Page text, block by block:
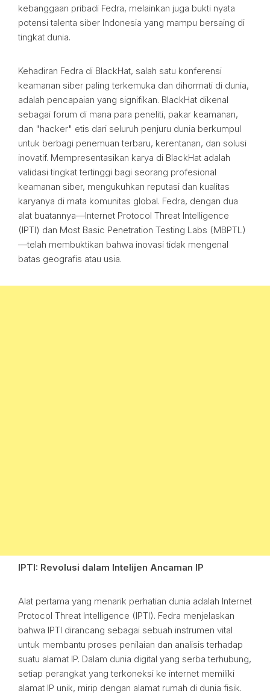
kebanggaan pribadi Fedra, melainkan juga bukti nyata
potensi talenta siber Indonesia yang mampu bersaing di
tingkat dunia.
Kehadiran Fedra di BlackHat, salah satu konferensi
keamanan siber paling terkemuka dan dihormati di dunia,
adalah pencapaian yang signifikan. BlackHat dikenal
sebagai forum di mana para peneliti, pakar keamanan,
dan "hacker" etis dari seluruh penjuru dunia berkumpul
untuk berbagi penemuan terbaru, kerentanan, dan solusi
inovatif. Mempresentasikan karya di BlackHat adalah
validasi tingkat tertinggi bagi seorang profesional
keamanan siber, mengukuhkan reputasi dan kualitas
karyanya di mata komunitas global. Fedra, dengan dua
alat buatannya—Internet Protocol Threat Intelligence
(IPTI) dan Most Basic Penetration Testing Labs (MBPTL)
—telah membuktikan bahwa inovasi tidak mengenal
batas geografis atau usia.
IPTI: Revolusi dalam Intelijen Ancaman IP
Alat pertama yang menarik perhatian dunia adalah Internet
Protocol Threat Intelligence (IPTI). Fedra menjelaskan
bahwa IPTI dirancang sebagai sebuah instrumen vital
untuk membantu proses penilaian dan analisis terhadap
suatu alamat IP. Dalam dunia digital yang serba terhubung,
setiap perangkat yang terkoneksi ke internet memiliki
alamat IP unik, mirip dengan alamat rumah di dunia fisik.